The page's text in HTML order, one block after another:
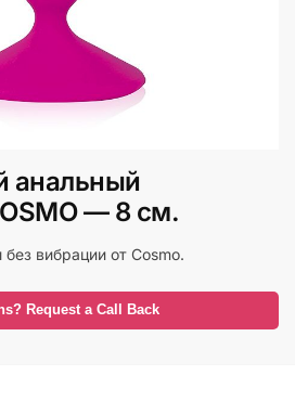
анальный
— 8 см.
вибрации от Cosmo.
Request a Call Back